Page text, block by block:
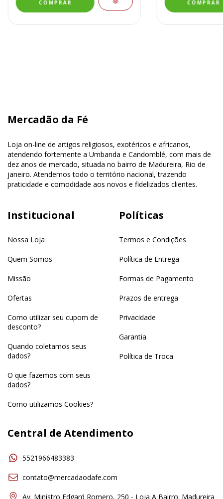
Mercadão da Fé
Loja on-line de artigos religiosos, exotéricos e africanos,
atendendo fortemente a Umbanda e Candomblé, com mais de
dez anos de mercado, situada no bairro de Madureira, Rio de
janeiro. Atendemos todo o território nacional, trazendo
praticidade e comodidade aos novos e fidelizados clientes.
Institucional
Nossa Loja
Quem Somos
Missão
Ofertas
Como utilizar seu cupom de
desconto?
Quando coletamos seus
dados?
O que fazemos com seus
dados?
Como utilizamos Cookies?
Políticas
Termos e Condições
Política de Entrega
Formas de Pagamento
Prazos de entrega
Privacidade
Garantia
Política de Troca
Central de Atendimento
5521966483383
contato@mercadaodafe.com
Av. Ministro Edgard Romero, 250 - Loja A Bairro: Madureira